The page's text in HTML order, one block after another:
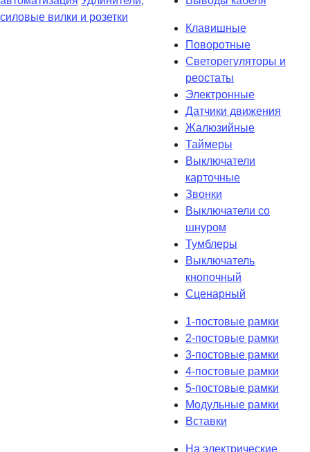
силовые вилки и розетки
Клавишные
Поворотные
Светорегуляторы и
реостаты
Электронные
Датчики движения
Жалюзийные
Таймеры
Выключатели
карточные
Звонки
Выключатели со
шнуром
Тумблеры
Выключатель
кнопочный
Сценарный
1-постовые рамки
2-постовые рамки
3-постовые рамки
4-постовые рамки
5-постовые рамки
Модульные рамки
Вставки
На электрические